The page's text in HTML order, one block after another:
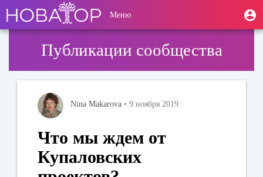
основному
содержанию
User
account
Меню
Публикации сообщества
Nina Makarova • 9 ноября 2019
Что мы ждем от
Купаловских